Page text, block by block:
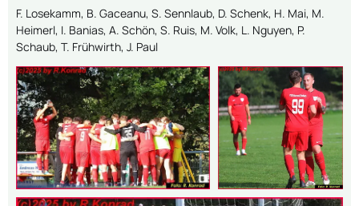
F. Losekamm, B. Gaceanu, S. Sennlaub, D. Schenk, H. Mai, M.
Heimerl, I. Banias, A. Schön, S. Ruis, M. Volk, L. Nguyen, P.
Schaub, T. Frühwirth, J. Paul